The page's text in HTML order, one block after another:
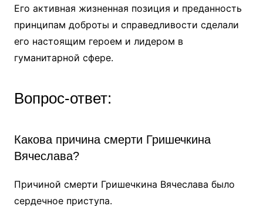
Его активная жизненная позиция и преданность
принципам доброты и справедливости сделали
его настоящим героем и лидером в
гуманитарной сфере.
Вопрос-ответ:
Какова причина смерти Гришечкина
Вячеслава?
Причиной смерти Гришечкина Вячеслава было
сердечное приступа.